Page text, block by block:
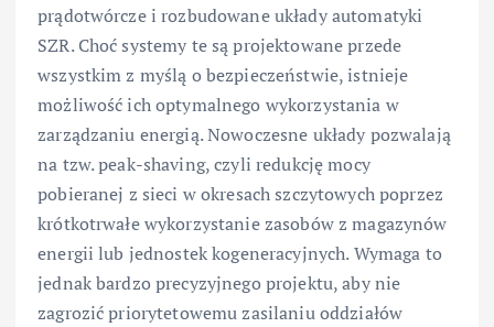
prądotwórcze i rozbudowane układy automatyki
SZR. Choć systemy te są projektowane przede
wszystkim z myślą o bezpieczeństwie, istnieje
możliwość ich optymalnego wykorzystania w
zarządzaniu energią. Nowoczesne układy pozwalają
na tzw. peak-shaving, czyli redukcję mocy
pobieranej z sieci w okresach szczytowych poprzez
krótkotrwałe wykorzystanie zasobów z magazynów
energii lub jednostek kogeneracyjnych. Wymaga to
jednak bardzo precyzyjnego projektu, aby nie
zagrozić priorytetowemu zasilaniu oddziałów